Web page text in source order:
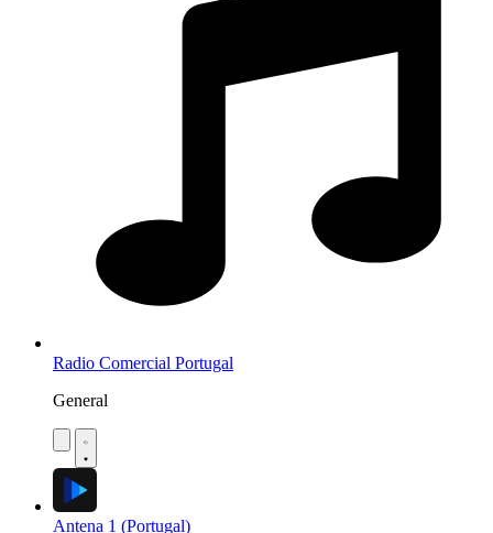
Radio Comercial Portugal
General
Antena 1 (Portugal)